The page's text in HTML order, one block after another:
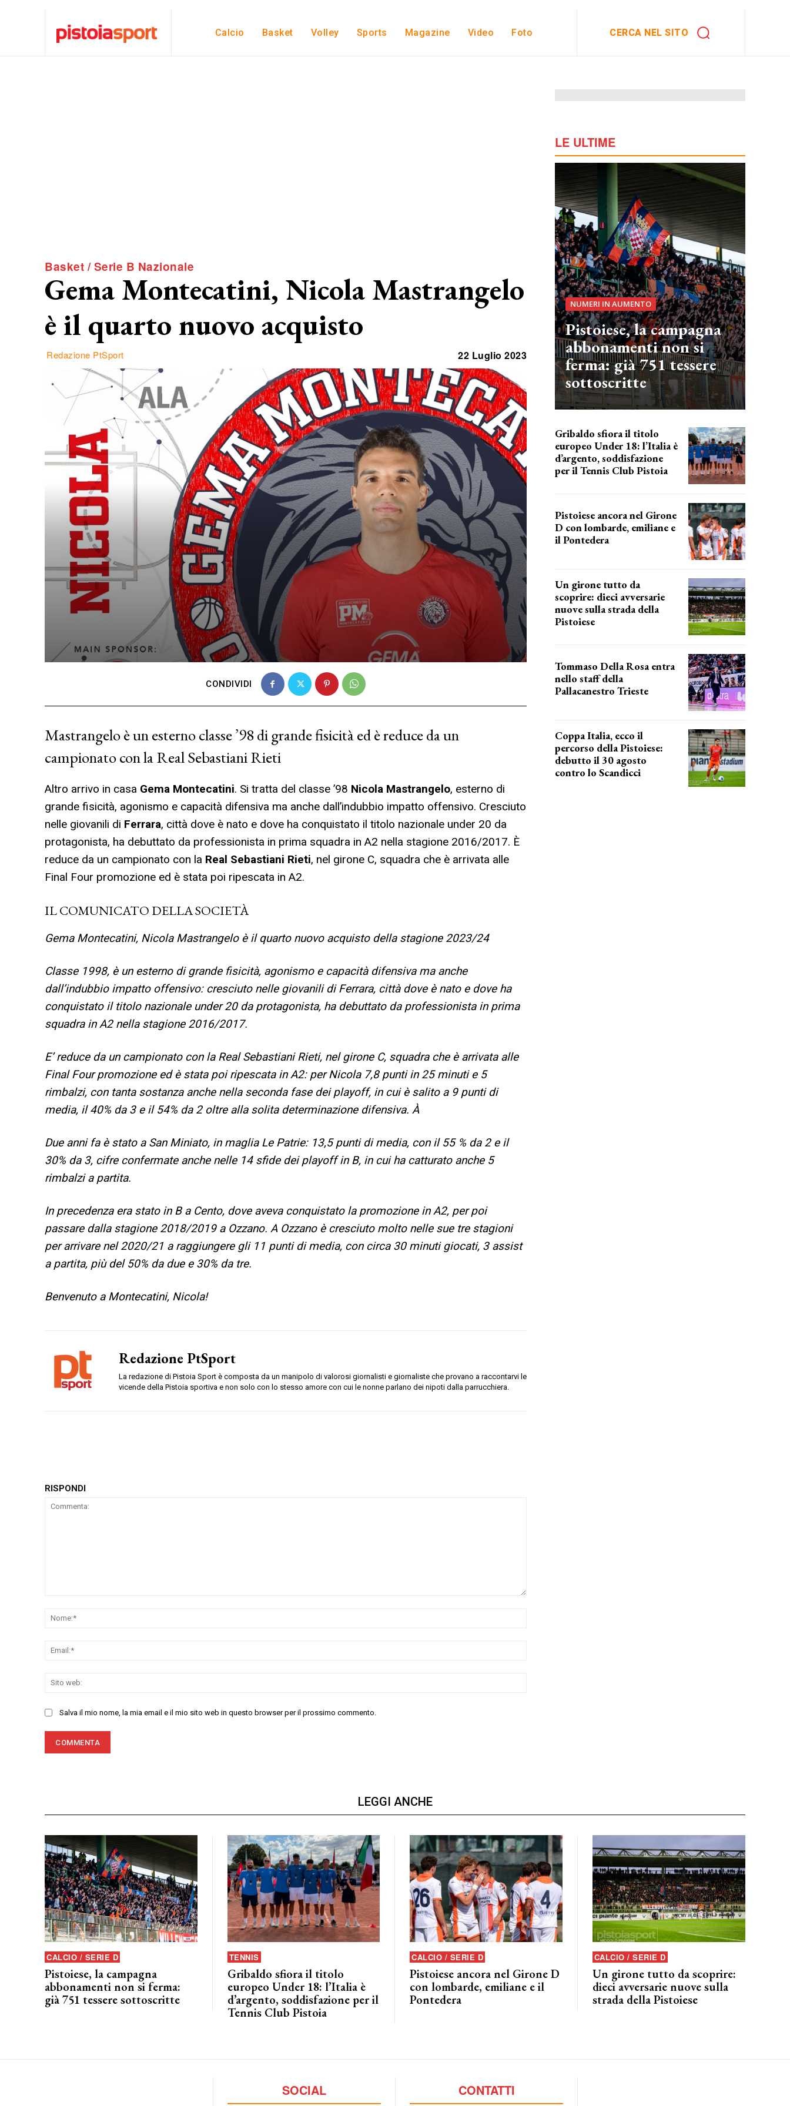
Calcio Basket Volley Sports Magazine Video Foto CERCA NEL SITO
Basket / Serie B Nazionale
Gema Montecatini, Nicola Mastrangelo
è il quarto nuovo acquisto
Redazione PtSport 22 Luglio 2023
CONDIVIDI
Mastrangelo è un esterno classe ’98 di grande fisicità ed è reduce da un
campionato con la Real Sebastiani Rieti
Altro arrivo in casa Gema Montecatini. Si tratta del classe ’98 Nicola Mastrangelo, esterno di
grande fisicità, agonismo e capacità difensiva ma anche dall’indubbio impatto offensivo. Cresciuto
nelle giovanili di Ferrara, città dove è nato e dove ha conquistato il titolo nazionale under 20 da
protagonista, ha debuttato da professionista in prima squadra in A2 nella stagione 2016/2017. È
reduce da un campionato con la Real Sebastiani Rieti, nel girone C, squadra che è arrivata alle
Final Four promozione ed è stata poi ripescata in A2.
IL COMUNICATO DELLA SOCIETÀ
Gema Montecatini, Nicola Mastrangelo è il quarto nuovo acquisto della stagione 2023/24
Classe 1998, è un esterno di grande fisicità, agonismo e capacità difensiva ma anche
dall’indubbio impatto offensivo: cresciuto nelle giovanili di Ferrara, città dove è nato e dove ha
conquistato il titolo nazionale under 20 da protagonista, ha debuttato da professionista in prima
squadra in A2 nella stagione 2016/2017.
E’ reduce da un campionato con la Real Sebastiani Rieti, nel girone C, squadra che è arrivata alle
Final Four promozione ed è stata poi ripescata in A2: per Nicola 7,8 punti in 25 minuti e 5
rimbalzi, con tanta sostanza anche nella seconda fase dei playoff, in cui è salito a 9 punti di
media, il 40% da 3 e il 54% da 2 oltre alla solita determinazione difensiva. À
Due anni fa è stato a San Miniato, in maglia Le Patrie: 13,5 punti di media, con il 55 % da 2 e il
30% da 3, cifre confermate anche nelle 14 sfide dei playoff in B, in cui ha catturato anche 5
rimbalzi a partita.
In precedenza era stato in B a Cento, dove aveva conquistato la promozione in A2, per poi
passare dalla stagione 2018/2019 a Ozzano. A Ozzano è cresciuto molto nelle sue tre stagioni
per arrivare nel 2020/21 a raggiungere gli 11 punti di media, con circa 30 minuti giocati, 3 assist
a partita, più del 50% da due e 30% da tre.
Benvenuto a Montecatini, Nicola!
Redazione PtSport
La redazione di Pistoia Sport è composta da un manipolo di valorosi giornalisti e giornaliste che provano a raccontarvi le
vicende della Pistoia sportiva e non solo con lo stesso amore con cui le nonne parlano dei nipoti dalla parrucchiera.
RISPONDI
Salva il mio nome, la mia email e il mio sito web in questo browser per il prossimo commento.
LE ULTIME
NUMERI IN AUMENTO
Pistoiese, la campagna
abbonamenti non si
ferma: già 751 tessere
sottoscritte
Gribaldo sfiora il titolo
europeo Under 18: l’Italia è
d’argento, soddisfazione
per il Tennis Club Pistoia
Pistoiese ancora nel Girone
D con lombarde, emiliane e
il Pontedera
Un girone tutto da
scoprire: dieci avversarie
nuove sulla strada della
Pistoiese
Tommaso Della Rosa entra
nello staff della
Pallacanestro Trieste
Coppa Italia, ecco il
percorso della Pistoiese:
debutto il 30 agosto
contro lo Scandicci
LEGGI ANCHE
CALCIO / SERIE D
Pistoiese, la campagna
abbonamenti non si ferma:
già 751 tessere sottoscritte
TENNIS
Gribaldo sfiora il titolo
europeo Under 18: l’Italia è
d’argento, soddisfazione per il
Tennis Club Pistoia
CALCIO / SERIE D
Pistoiese ancora nel Girone D
con lombarde, emiliane e il
Pontedera
CALCIO / SERIE D
Un girone tutto da scoprire:
dieci avversarie nuove sulla
strada della Pistoiese
SOCIAL CONTATTI